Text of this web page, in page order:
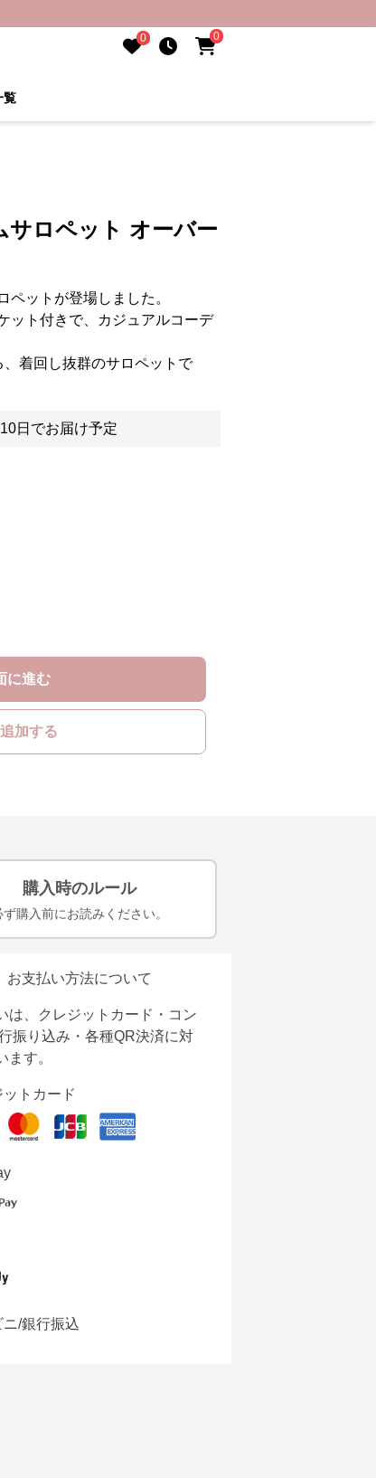
0 0
覧
サロペット オーバー
ペットが登場しました。
ット付きで、カジュアルコーデ
着回し抜群のサロペットで
日でお届け予定
に進む
加する
購入時のルール
ず購入前にお読みください。
お支払い方法について
は、クレジットカード・コン
振り込み・各種QR決済に対
ます。
ットカード
ニ/銀行振込